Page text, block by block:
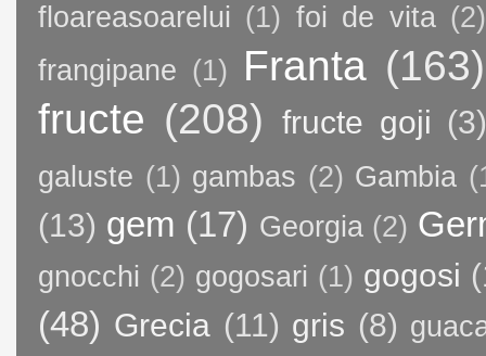
floareasoarelui (1) foi de vita (2)
frangipane (1) Franta (163)
fructe (208) fructe goji (3)
galuste (1) gambas (2) Gambia
(13) gem (17) Georgia (2)
gnocchi (2) gogosari (1) gogosi
(48) Grecia (11) gris (8)